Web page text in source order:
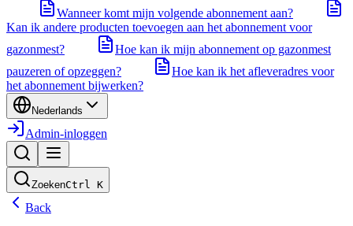
Wanneer komt mijn volgende abonnement aan?
Kan ik andere producten toevoegen aan het abonnement voor
gazonmest?
Hoe kan ik mijn abonnement op gazonmest
pauzeren of opzeggen?
Hoe kan ik het afleveradres voor
het abonnement bijwerken?
Nederlands
Admin-inloggen
ZoekenCtrl K
Back